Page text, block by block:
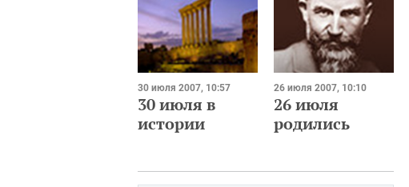
30 июля 2007, 10:57
30 июля в
истории
26 июля 2007, 10:10
26 июля
родились